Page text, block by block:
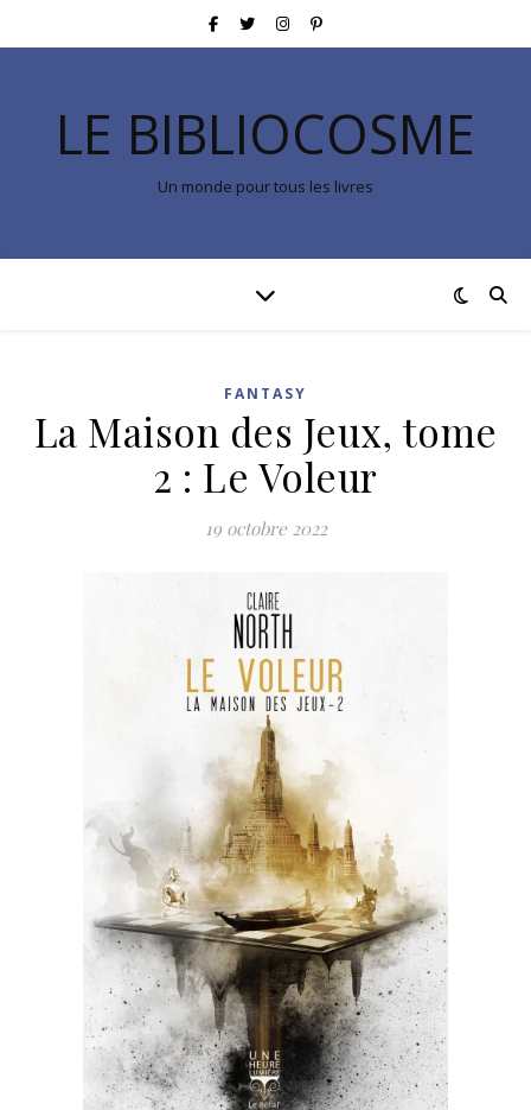
LE BIBLIOCOSME
Un monde pour tous les livres
FANTASY
La Maison des Jeux, tome
2 : Le Voleur
19 octobre 2022